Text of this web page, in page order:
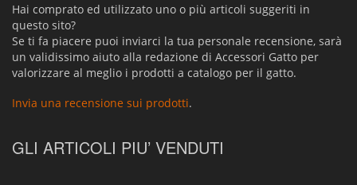
Hai comprato ed utilizzato uno o più articoli suggeriti in
questo sito?
Se ti fa piacere puoi inviarci la tua personale recensione, sarà
un validissimo aiuto alla redazione di Accessori Gatto per
valorizzare al meglio i prodotti a catalogo per il gatto.
Invia una recensione sui prodotti.
GLI ARTICOLI PIU’ VENDUTI